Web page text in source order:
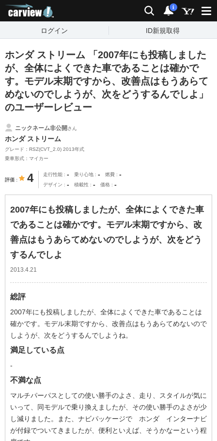
検索 通知
i
ログイン ID新規取得
ホンダ ストリーム 「2007年にも投稿しました
が、全体によくできた車であることは確かで
す。モデル末期ですから、改善点はもうあらて
めないのでしようが、次をどうするんでしよ」
のユーザーレビュー
ニックネーム非公開さん
ホンダ ストリーム
グレード：RSZ(CVT_2.0) 2013年式
乗車形式：マイカー
評価 4 走行性能 - 乗り心地 - 燃費 -
デザイン - 積載性 - 価格 -
2007年にも投稿しましたが、全体によくできた車
であることは確かです。モデル末期ですから、改
善点はもうあらてめないのでしようが、次をどう
するんでしよ
2013.4.21
総評
2007年にも投稿しましたが、全体によくできた車であることは
確かです。モデル末期ですから、改善点はもうあらてめないので
しようが、次をどうするんでしようね。
満足している点
-
不満な点
マルチパーパスとしての使い勝手のよさ、走り、スタイルが気に
いって、同モデルで乗り換えましたが、その使い勝手のよさが少
し減りました。また、ナビパッケージで ホンダ インターナビ
が付録でついてきましたが、便利といえば、そうかなーという程